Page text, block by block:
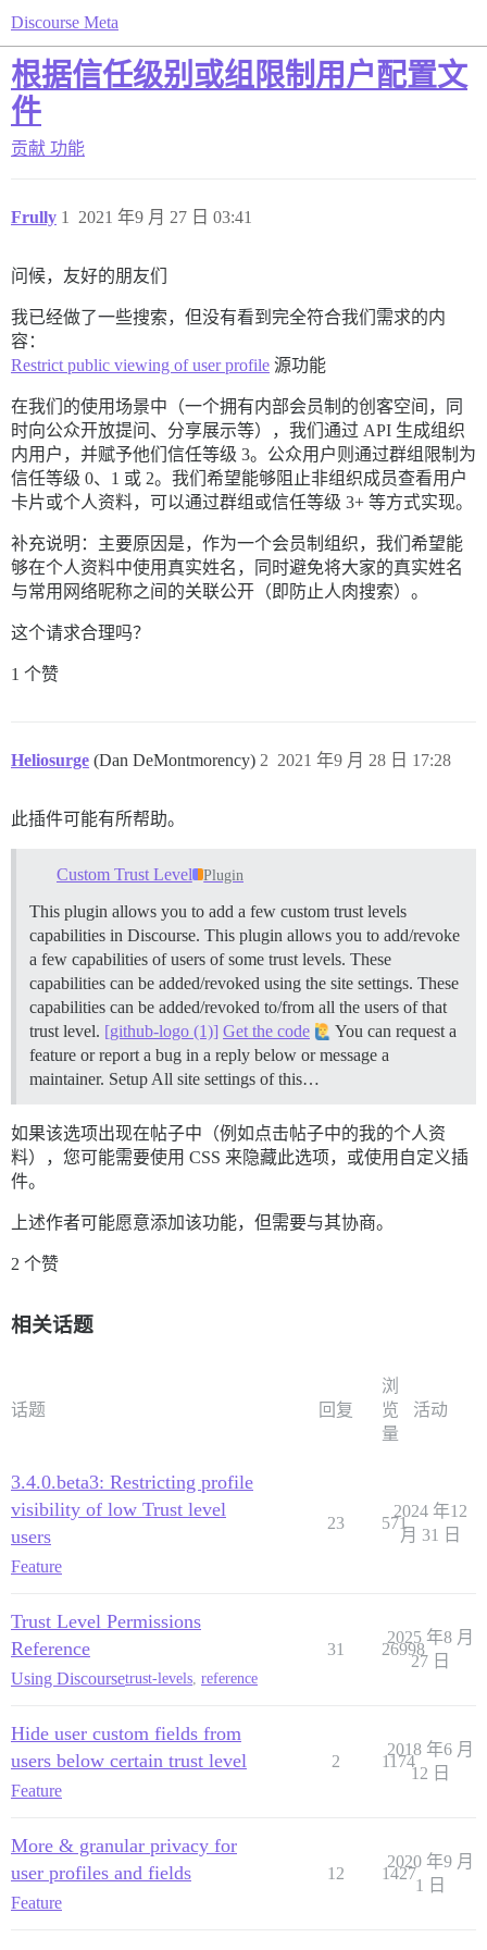
Discourse Meta
根据信任级别或组限制用户配置文
件
贡献 功能
Frully 2021 年9 月 27 日 03:41
1
问候，友好的朋友们
我已经做了一些搜索，但没有看到完全符合我们需求的内
容：
Restrict public viewing of user profile 源功能
在我们的使用场景中（一个拥有内部会员制的创客空间，同
时向公众开放提问、分享展示等），我们通过 API 生成组织
内用户，并赋予他们信任等级 3。公众用户则通过群组限制为
信任等级 0、1 或 2。我们希望能够阻止非组织成员查看用户
卡片或个人资料，可以通过群组或信任等级 3+ 等方式实现。
补充说明：主要原因是，作为一个会员制组织，我们希望能
够在个人资料中使用真实姓名，同时避免将大家的真实姓名
与常用网络昵称之间的关联公开（即防止人肉搜索）。
这个请求合理吗？
1 个赞
Heliosurge (Dan DeMontmorency) 2021 年9 月 28 日 17:28
2
此插件可能有所帮助。
Custom Trust Level Plugin
This plugin allows you to add a few custom trust levels
capabilities in Discourse. This plugin allows you to add/revoke
a few capabilities of users of some trust levels. These
capabilities can be added/revoked using the site settings. These
capabilities can be added/revoked to/from all the users of that
trust level. [github-logo (1)] Get the code
You can request a
feature or report a bug in a reply below or message a
maintainer. Setup All site settings of this…
如果该选项出现在帖子中（例如点击帖子中的我的个人资
料），您可能需要使用 CSS 来隐藏此选项，或使用自定义插
件。
上述作者可能愿意添加该功能，但需要与其协商。
2 个赞
相关话题
话题 回复
浏
览
量
活动
3.4.0.beta3: Restricting profile
visibility of low Trust level
users
Feature
23 571
2024 年12
月 31 日
Trust Level Permissions
Reference
Using Discoursetrust-levels, reference
31 26998
2025 年8 月
27 日
Hide user custom fields from
users below certain trust level
Feature
2 1174
2018 年6 月
12 日
More & granular privacy for
user profiles and fields
Feature
12 1427
2020 年9 月
1 日